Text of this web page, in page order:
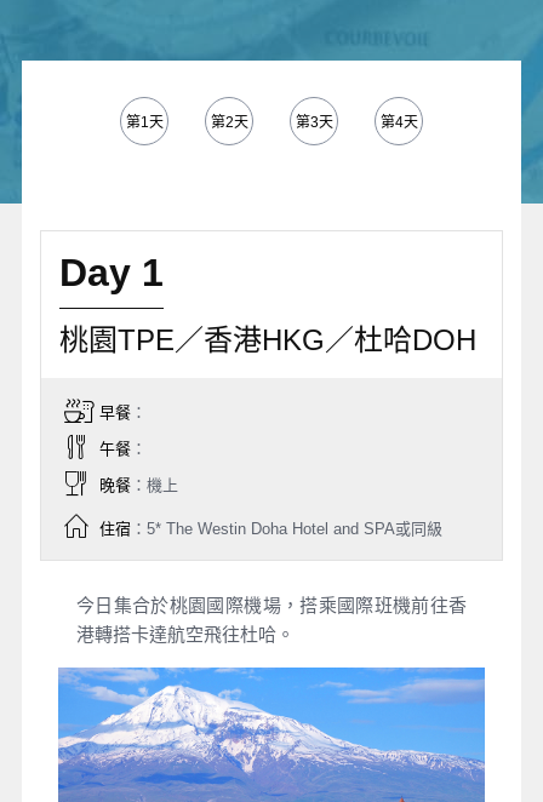
第1天 第2天 第3天 第4天
Day 1
桃園TPE／香港HKG／杜哈DOH
早餐：
午餐：
晚餐：機上
住宿：5* The Westin Doha Hotel and SPA或同級
今日集合於桃園國際機場，搭乘國際班機前往香
港轉搭卡達航空飛往杜哈。